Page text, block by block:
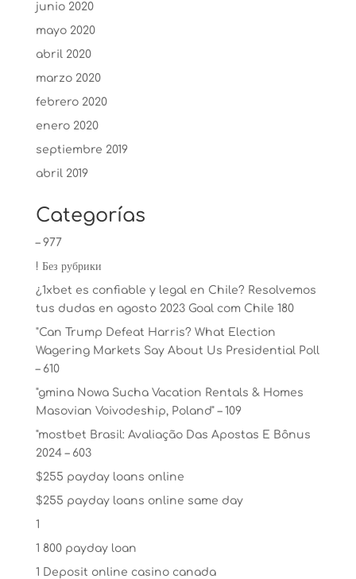
junio 2020
mayo 2020
abril 2020
marzo 2020
febrero 2020
enero 2020
septiembre 2019
abril 2019
Categorías
– 977
! Без рубрики
¿1xbet es confiable y legal en Chile? Resolvemos
tus dudas en agosto 2023 Goal com Chile 180
"Can Trump Defeat Harris? What Election
Wagering Markets Say About Us Presidential Poll
– 610
"gmina Nowa Sucha Vacation Rentals & Homes
Masovian Voivodeship, Poland" – 109
"mostbet Brasil: Avaliação Das Apostas E Bônus
2024 – 603
$255 payday loans online
$255 payday loans online same day
1
1 800 payday loan
1 Deposit online casino canada